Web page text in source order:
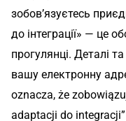
зобов’язуєтесь
до інтеграції» — це
прогулянці. Деталі
вашу електронну
oznacza, że
adaptacji do